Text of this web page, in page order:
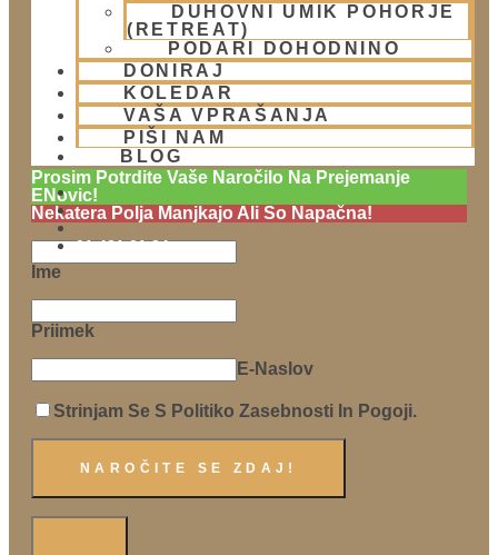
DUHOVNI UMIK POHORJE
(RETREAT)
PODARI DOHODNINO
DONIRAJ
KOLEDAR
VAŠA VPRAŠANJA
PIŠI NAM
BLOG
01 431 21 24
Naročite se na Krišnove novičke
Prosim Potrdite Vaše Naročilo Na Prejemanje
ENovic!
Nekatera Polja Manjkajo Ali So Napačna!
Ime
Priimek
E-Naslov
Strinjam Se S Politiko Zasebnosti In Pogoji.